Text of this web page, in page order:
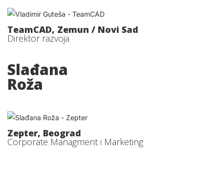
TeamCAD, Zemun / Novi Sad
Direktor razvoja
Slađana
Roža
Zepter, Beograd
Corporate Managment i Marketing